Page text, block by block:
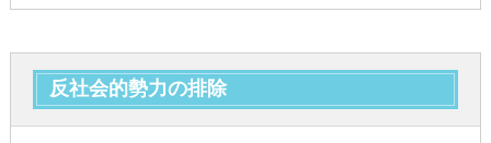
反社会的勢力の排除